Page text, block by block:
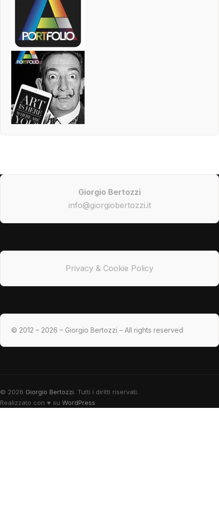
Giorgio Bertozzi
info@giorgiobertozzi.it
Privacy & Cookie Policy
© 2012 – 2026 – Giorgio Bertozzi – All rights reserved
© 2026 Giorgio Bertozzi. Tutti i diritti riservati.
Realizzato con ♥ su WordPress